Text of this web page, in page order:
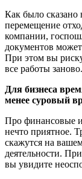
Как было сказано
перемещение
компании,
документов
При этом вы
все работы заново.
Для бизнеса
менее суровый
Про финансовые
нечто приятное.
скажутся на
деятельности.
вы увидите